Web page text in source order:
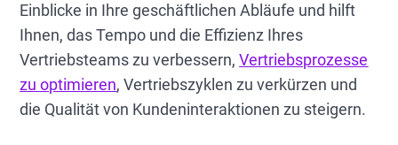
Einblicke in Ihre geschäftlichen Abläufe und hilft
Ihnen, das Tempo und die Effizienz Ihres
Vertriebsteams zu verbessern,Vertriebsprozesse
zu optimieren, Vertriebszyklen zu verkürzen und
die Qualität von Kundeninteraktionen zu steigern.